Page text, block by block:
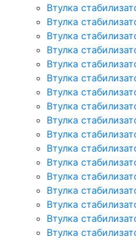
Втулка
Втулка
Втулка
Втулка
Втулка
Втулка
Втулка
Втулка
Втулка
Втулка
Втулка
Втулка
Втулка
Втулка
Втулка
Втулка
Втулка